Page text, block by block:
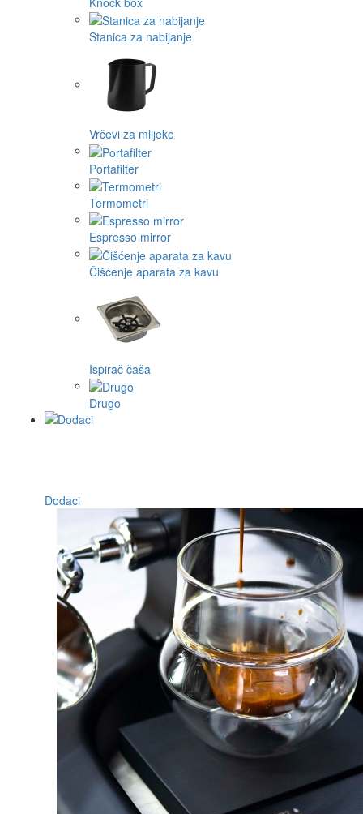
Stanica za nabijanje
Vrčevi za mlijeko
Portafilter
Termometri
Espresso mirror
Čišćenje aparata za kavu
Ispirač čaša
Drugo
Dodaci